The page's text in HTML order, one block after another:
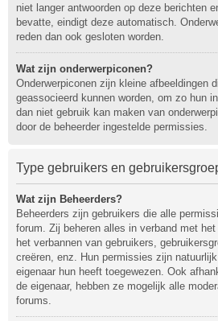
niet langer antwoorden op deze berichten
bevatte, eindigt deze automatisch.
reden dan ook gesloten worden.
Wat zijn onderwerpiconen?
Onderwerpiconen zijn kleine afbeeldingen
geassocieerd kunnen worden, om zo hun
dan niet gebruik kan maken van
door de beheerder ingestelde permissies.
Type gebruikers en
Wat zijn Beheerders?
Beheerders zijn gebruikers die alle
forum. Zij beheren alles in verband met
het verbannen van gebruikers,
creëren, enz. Hun permissies zijn
eigenaar hun heeft toegewezen. Ook
de eigenaar, hebben ze mogelijk alle
forums.